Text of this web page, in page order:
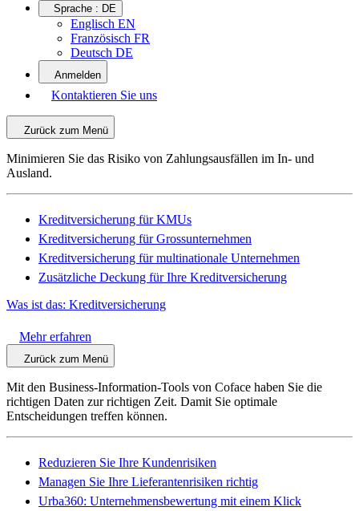
Sprache : DE
Englisch EN
Französisch FR
Deutsch DE
Anmelden
Kontaktieren Sie uns
Zurück zum Menü
Minimieren Sie das Risiko von Zahlungsausfällen im In- und
Ausland.
Kreditversicherung für KMUs
Kreditversicherung für Grossunternehmen
Kreditversicherung für multinationale Unternehmen
Zusätzliche Deckung für Ihre Kreditversicherung
Was ist das: Kreditversicherung
Mehr erfahren
Zurück zum Menü
Mit den Business-Information-Tools von Coface haben Sie die
richtigen Daten zur richtigen Zeit. Damit Sie optimale
Entscheidungen treffen können.
Reduzieren Sie Ihre Kundenrisiken
Managen Sie Ihre Lieferantenrisiken richtig
Urba360: Unternehmensbewertung mit einem Klick